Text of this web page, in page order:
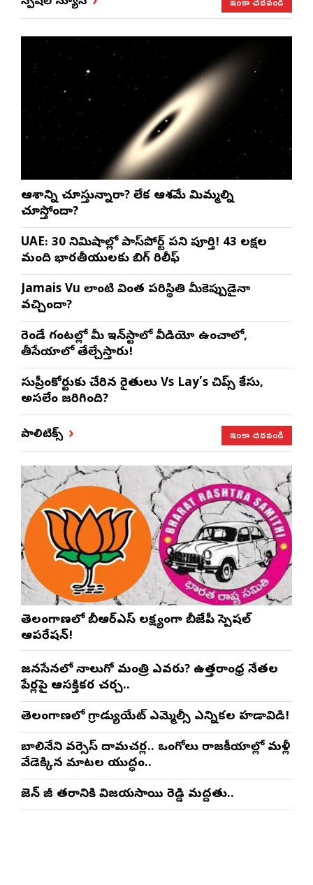
ఆకాశాన్ని చూస్తున్నారా? లేక ఆకాశమే మిమ్మల్ని
చూస్తోందా?
UAE: 30 నిమిషాల్లో పాస్‌పోర్ట్ పని పూర్తి! 43 లక్షల
మంది భారతీయులకు బిగ్ రిలీఫ్
Jamais Vu లాంటి వింత పరిస్థితి మీకెప్పుడైనా
వచ్చిందా?
రెండే గంటల్లో మీ ఇన్‌స్టాలో వీడియో ఉంచాలో,
తీసేయాలో తేల్చేస్తారు!
సుప్రీంకోర్టుకు చేరిన రైతులు Vs Lay’s చిప్స్‌ కేసు,
అసలేం జరిగింది?
పాలిటిక్స్ ఇంకా చదవండి
తెలంగాణలో బీఆర్ఎస్‌ లక్ష్యంగా బీజేపీ స్పెషల్
ఆపరేషన్!
జనసేనలో నాలుగో మంత్రి ఎవరు? ఉత్తరాంధ్ర నేతల
పేర్లపై ఆసక్తికర చర్చ..
తెలంగాణలో గ్రాడ్యుయేట్ ఎమ్మెల్సీ ఎన్నికల హడావిడి!
బాలినేని వర్సెస్ దామచర్ల.. ఒంగోలు రాజకీయాల్లో మళ్లీ
వేడెక్కిన మాటల యుద్ధం..
జెన్ జీ తరానికి విజయసాయి రెడ్డి మద్దతు..